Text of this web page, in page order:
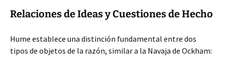
Relaciones de Ideas y Cuestiones de Hecho
Hume establece una distinción fundamental entre dos
tipos de objetos de la razón, similar a la Navaja de Ockham: